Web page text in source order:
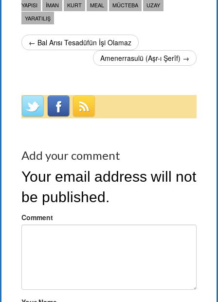
YAPISI
IMAN KURT MEAL MÜCTEBA
UZAY
YARATILIŞ
← Bal Arısı Tesadüfün İşi Olamaz
Amenerrasulü (Aşr-ı Şerîf) →
Add your comment
Your email address will not
be published.
Comment